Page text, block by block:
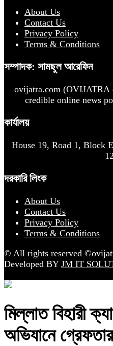
About Us
Contact Us
Privacy Policy
Terms & Conditions
সম্পাদক: সামছুল আরেফিন
ovijatra.com (OVIJATRA -
credible online news
কার্যালয়
House 19, Road 1, Block
দরকারি লিংক
About Us
Contact Us
Privacy Policy
Terms & Conditions
© All rights reserved
Developed BY JM IT
মিল্লাত বিহারী
অভিযানে